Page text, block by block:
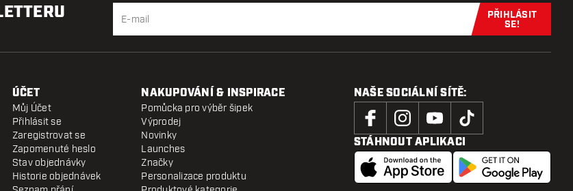
Přihlaste se
PŘIHLÁSIT
SE!
ÚČET
Můj Účet
Přihlásit se
Zaregistrovat se
Zapomenuté heslo
Stav objednávky
Historie objednávek
NAKUPOVÁNÍ & INSPIRACE
Pomůcka pro výběr šipek
Výprodej
Novinky
Launches
Značky
Personalizace produktu
NAŠE SOCIÁLNÍ SÍTĚ:
STÁHNOUT APLIKACI